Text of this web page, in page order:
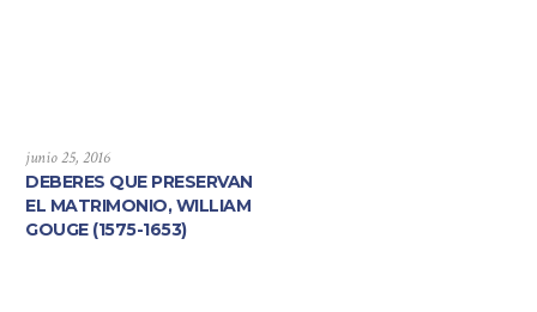
junio 25, 2016
DEBERES QUE PRESERVAN
EL MATRIMONIO, WILLIAM
GOUGE (1575-1653)